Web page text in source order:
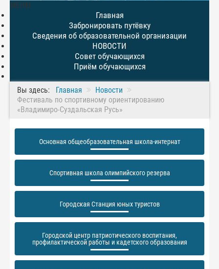
МЕНЮ
Главная
Забронировать путёвку
Сведения об образовательной организации
НОВОСТИ
Совет обучающихся
Приём обучающихся
Вы здесь: Главная
Новости
Фестиваль по спортивному ориентированию
«Владимиро-Суздальская Русь»
Основная общеобразовательная школа-интернат
Спортивная школа олимпийского резерва
Городская Станция юных туристов
Городской центр патриотического воспитания,
профилактической работы и кадетского образования